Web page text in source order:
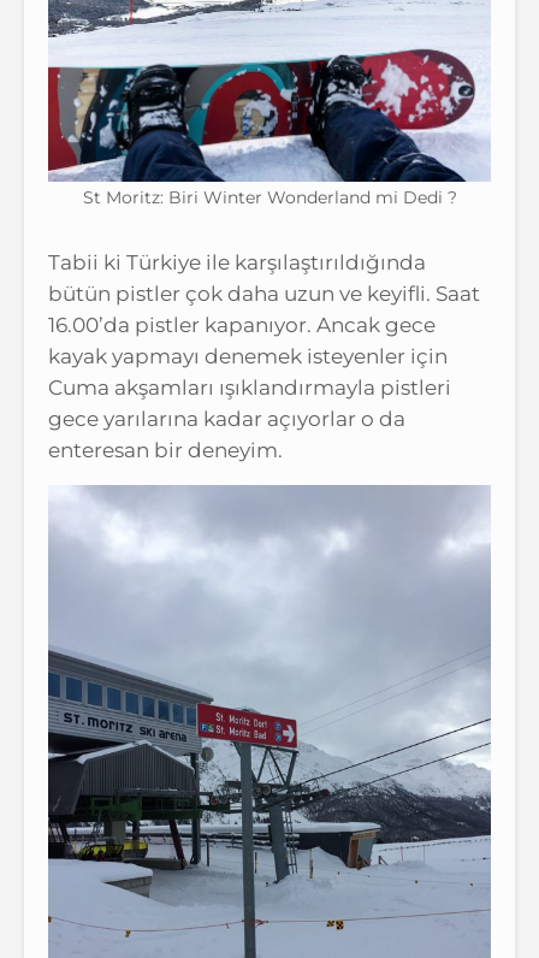
St Moritz: Biri Winter Wonderland mi Dedi ?
Tabii ki Türkiye ile karşılaştırıldığında
bütün pistler çok daha uzun ve keyifli. Saat
16.00’da pistler kapanıyor. Ancak gece
kayak yapmayı denemek isteyenler için
Cuma akşamları ışıklandırmayla pistleri
gece yarılarına kadar açıyorlar o da
enteresan bir deneyim.